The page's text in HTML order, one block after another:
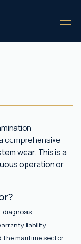
comprehensive
wear. This is a
operation or
diagnosis
liability
the maritime sector